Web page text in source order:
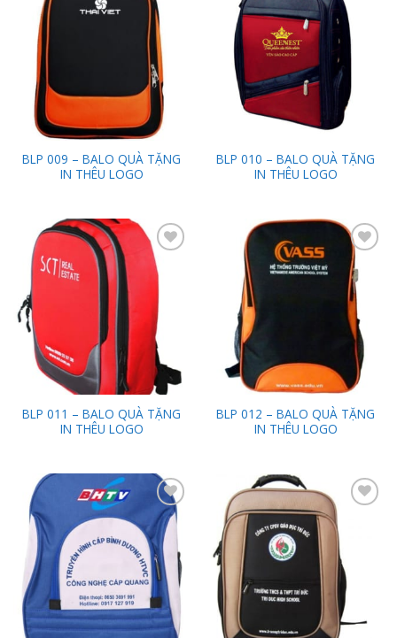
Add to
Wishlist
BLP 009 – BALO QUÀ TẶNG
IN THÊU LOGO
Add to
Wishlist
BLP 010 – BALO QUÀ TẶNG
IN THÊU LOGO
Add to
Wishlist
BLP 011 – BALO QUÀ TẶNG
IN THÊU LOGO
Add to
Wishlist
BLP 012 – BALO QUÀ TẶNG
IN THÊU LOGO
Add to
Wishlist
Wishlist